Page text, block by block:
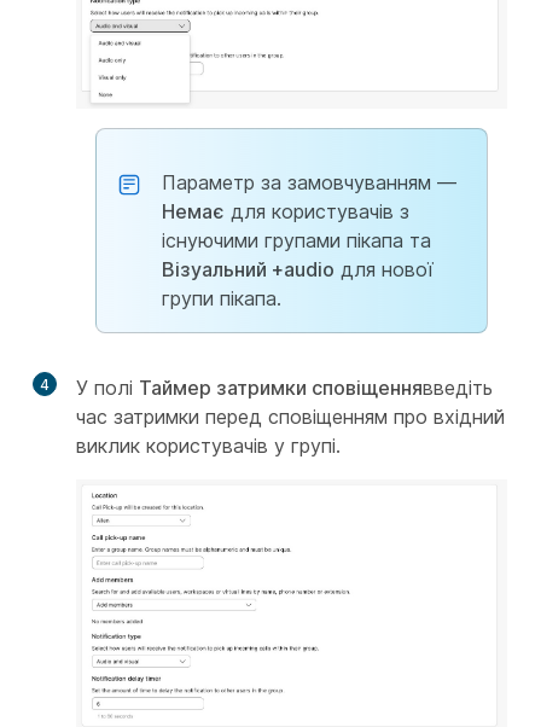
Параметр за замовчуванням —
Немає для користувачів з
існуючими групами пікапа та
Візуальний +audio для нової
групи пікапа.
4 У полі Таймер затримки сповіщеннявведіть
час затримки перед сповіщенням про вхідний
виклик користувачів у групі.